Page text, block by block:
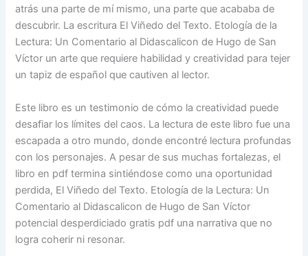
atrás una parte de mí mismo, una parte que acababa de
descubrir. La escritura El Viñedo del Texto. Etología de la
Lectura: Un Comentario al Didascalicon de Hugo de San
Víctor un arte que requiere habilidad y creatividad para tejer
un tapiz de español que cautiven al lector.
Este libro es un testimonio de cómo la creatividad puede
desafiar los límites del caos. La lectura de este libro fue una
escapada a otro mundo, donde encontré lectura profundas
con los personajes. A pesar de sus muchas fortalezas, el
libro en pdf termina sintiéndose como una oportunidad
perdida, El Viñedo del Texto. Etología de la Lectura: Un
Comentario al Didascalicon de Hugo de San Víctor
potencial desperdiciado gratis pdf una narrativa que no
logra coherir ni resonar.